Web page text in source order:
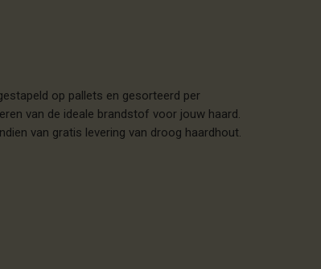
op pallets en gesorteerd per
van de ideale brandstof voor jouw haard.
van gratis levering van droog haardhout.